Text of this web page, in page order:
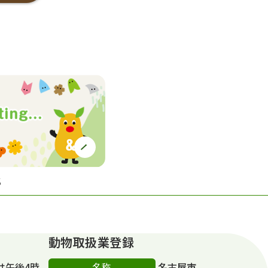
動物取扱業登録